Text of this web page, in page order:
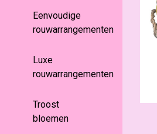
Eenvoudige
rouwarrangementen
Luxe
rouwarrangementen
Troost
bloemen